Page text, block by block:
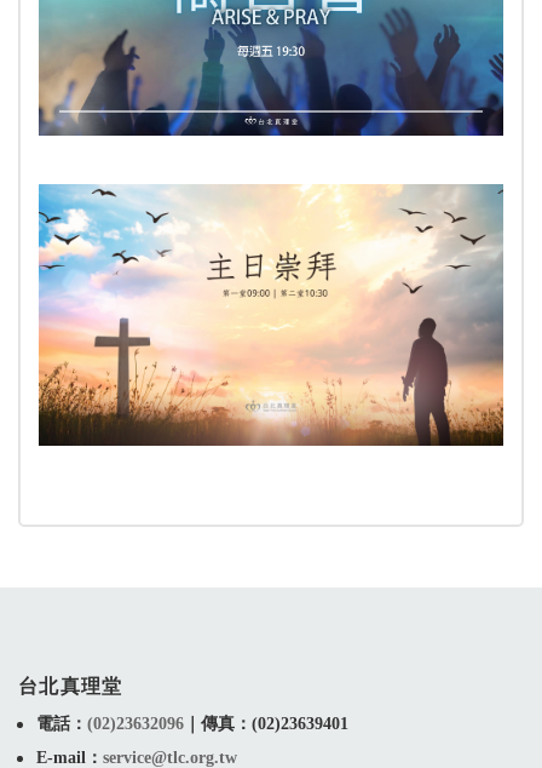
台北真理堂
電話： (02)23632096
傳真：(02)23639401
E-mail： service@tlc.org.tw